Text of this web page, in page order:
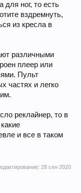
для ног, то есть
вздремнуть,
из кресла в
различными
плеер или
Пульт
частях и легко
реклайнер, то в
и все в таком
28 сен 2020